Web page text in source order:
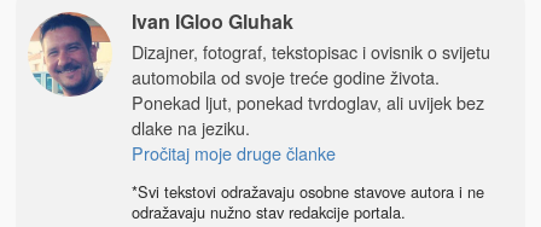
Ivan IGloo Gluhak
Dizajner, fotograf, tekstopisac i ovisnik o svijetu
automobila od svoje treće godine života.
Ponekad ljut, ponekad tvrdoglav, ali uvijek bez
dlake na jeziku.
Pročitaj moje druge članke
*Svi tekstovi odražavaju osobne stavove autora i ne
odražavaju nužno stav redakcije portala.